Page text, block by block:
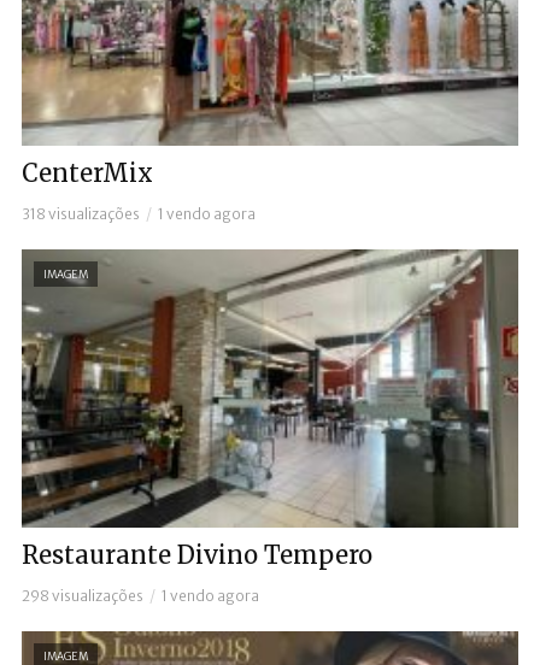
CenterMix
318 visualizações 1 vendo agora
IMAGEM
Restaurante Divino Tempero
298 visualizações 1 vendo agora
IMAGEM